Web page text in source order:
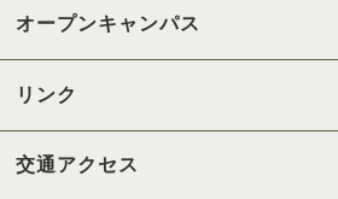
オープンキャンパス
リンク
交通アクセス